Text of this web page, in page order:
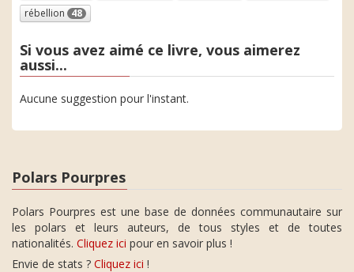
rébellion 48
Si vous avez aimé ce livre, vous aimerez
aussi...
Aucune suggestion pour l'instant.
Polars Pourpres
Polars Pourpres est une base de données communautaire sur
les polars et leurs auteurs, de tous styles et de toutes
nationalités. Cliquez ici pour en savoir plus !
Envie de stats ? Cliquez ici !